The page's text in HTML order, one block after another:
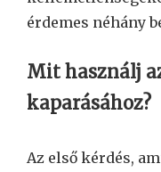
érdemes néhány
Mit használj
kaparásához?
Az első kérdés,